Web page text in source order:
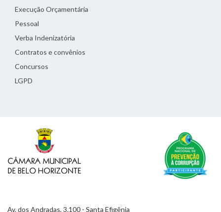
Execução Orçamentária
Pessoal
Verba Indenizatória
Contratos e convênios
Concursos
LGPD
Av. dos Andradas, 3.100 - Santa Efigênia